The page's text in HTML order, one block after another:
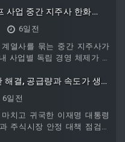
, 소비자
사업 중간 지주사 한화
6일전
계열사를 묶는 중간 지주사가
사업별 독립 경영 체제가 본
에서 출범 기념식을 열고 공
.한화 테크·라이프 계열사를
출범하면서 그룹 내 사업별
격화됐다. 한화머시너리앤서
울 중구 더 플라자에서 출범
해결, 공급량과 속도가 생
6일전
마치고 귀국한 이재명 대통령
주식시장 안정 대책 점검에